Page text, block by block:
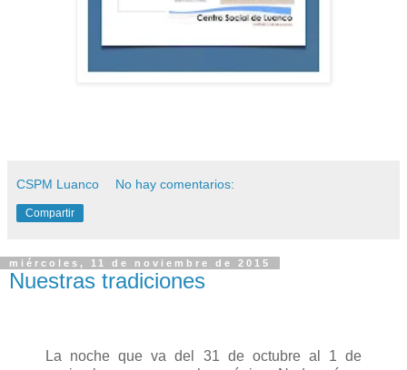
CSPM Luanco No hay comentarios:
Compartir
miércoles, 11 de noviembre de 2015
Nuestras tradiciones
La noche que va del 31 de octubre al 1 de